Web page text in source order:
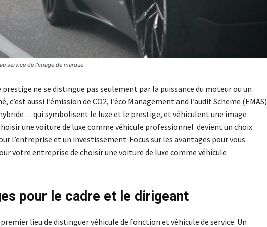
service de l’image de marque
prestige ne se distingue pas seulement par la puissance du moteur ou un
c’est aussi l’émission de CO2, l’éco Management and l’audit Scheme (EMAS)
qui symbolisent le luxe et le prestige, et véhiculent une image
une voiture de luxe comme véhicule professionnel devient un choix
l’entreprise et un investissement. Focus sur les avantages pour vous
votre entreprise de choisir une voiture de luxe comme véhicule
pour le cadre et le dirigeant
lieu de distinguer véhicule de fonction et véhicule de service. Un